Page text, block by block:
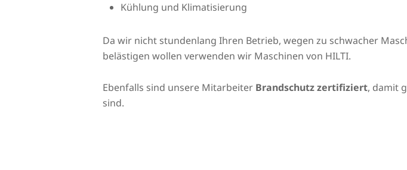
Kühlung und Klimatisierung
Da wir nicht stundenlang Ihren Betrieb, wegen zu schwacher
belästigen wollen verwenden wir Maschinen von HILTI.
Ebenfalls sind unsere Mitarbeiter Brandschutz zertifiziert, damit
sind.